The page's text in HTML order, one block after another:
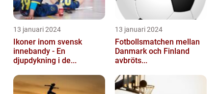
13 januari 2024
Ikoner inom svensk
innebandy - En
djupdykning i de...
13 januari 2024
Fotbollsmatchen mellan
Danmark och Finland
avbröts...